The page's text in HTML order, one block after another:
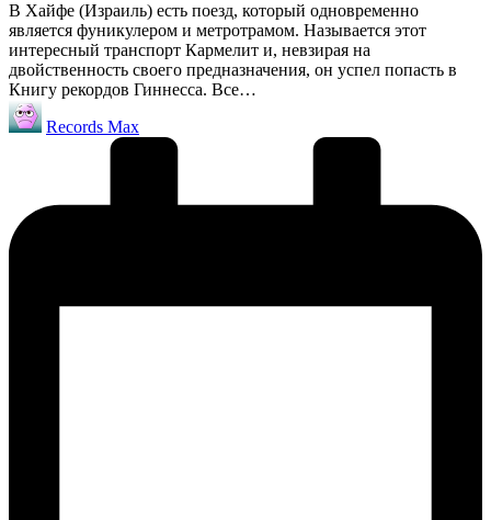
В Хайфе (Израиль) есть поезд, который одновременно
является фуникулером и метротрамом. Называется этот
интересный транспорт Кармелит и, невзирая на
двойственность своего предназначения, он успел попасть в
Книгу рекордов Гиннесса. Все…
Запись
от
Records Max